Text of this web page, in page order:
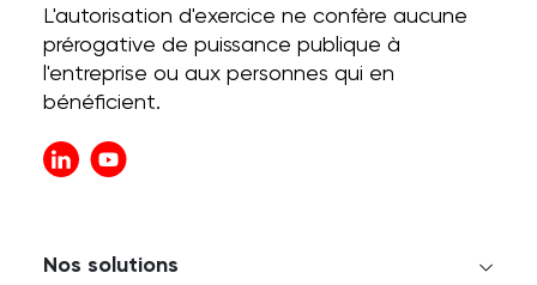
L'autorisation d'exercice ne confère aucune
prérogative de puissance publique à
l'entreprise ou aux personnes qui en
bénéficient.
Nos solutions